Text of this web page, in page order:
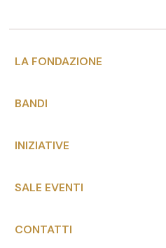
LA FONDAZIONE
BANDI
INIZIATIVE
SALE EVENTI
CONTATTI